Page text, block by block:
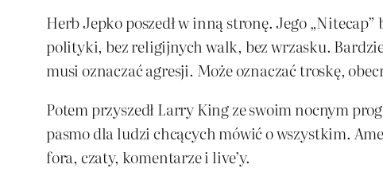
Herb Jepko poszedł w inną stronę. Jego
polityki, bez religijnych walk, bez wrzasku.
musi oznaczać agresji. Może oznaczać troskę,
Potem przyszedł Larry King ze swoim nocnym
pasmo dla ludzi chcących mówić o wszystkim.
fora, czaty, komentarze i live’y.